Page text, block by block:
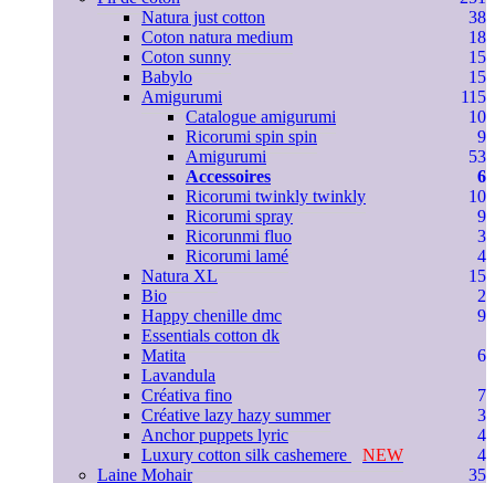
Natura just cotton
38
Coton natura medium
18
Coton sunny
15
Babylo
15
Amigurumi
115
Catalogue amigurumi
10
Ricorumi spin spin
9
Amigurumi
53
Accessoires
6
Ricorumi twinkly twinkly
10
Ricorumi spray
9
Ricorunmi fluo
3
Ricorumi lamé
4
Natura XL
15
Bio
2
Happy chenille dmc
9
Essentials cotton dk
Matita
6
Lavandula
Créativa fino
7
Créative lazy hazy summer
3
Anchor puppets lyric
4
Luxury cotton silk cashemere
NEW
4
Laine Mohair
35